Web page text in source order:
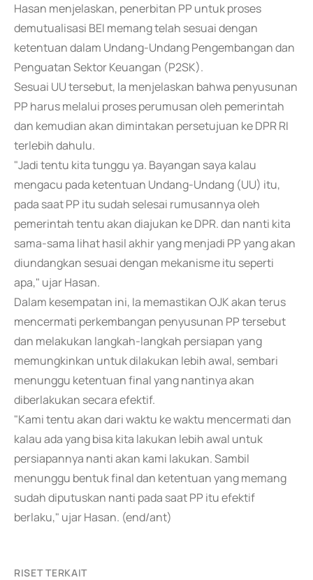
Hasan menjelaskan, penerbitan PP untuk proses
demutualisasi BEI memang telah sesuai dengan
ketentuan dalam Undang-Undang Pengembangan dan
Penguatan Sektor Keuangan (P2SK).
Sesuai UU tersebut, Ia menjelaskan bahwa penyusunan
PP harus melalui proses perumusan oleh pemerintah
dan kemudian akan dimintakan persetujuan ke DPR RI
terlebih dahulu.
"Jadi tentu kita tunggu ya. Bayangan saya kalau
mengacu pada ketentuan Undang-Undang (UU) itu,
pada saat PP itu sudah selesai rumusannya oleh
pemerintah tentu akan diajukan ke DPR. dan nanti kita
sama-sama lihat hasil akhir yang menjadi PP yang akan
diundangkan sesuai dengan mekanisme itu seperti
apa," ujar Hasan.
Dalam kesempatan ini, Ia memastikan OJK akan terus
mencermati perkembangan penyusunan PP tersebut
dan melakukan langkah-langkah persiapan yang
memungkinkan untuk dilakukan lebih awal, sembari
menunggu ketentuan final yang nantinya akan
diberlakukan secara efektif.
"Kami tentu akan dari waktu ke waktu mencermati dan
kalau ada yang bisa kita lakukan lebih awal untuk
persiapannya nanti akan kami lakukan. Sambil
menunggu bentuk final dan ketentuan yang memang
sudah diputuskan nanti pada saat PP itu efektif
berlaku," ujar Hasan. (end/ant)
RISET TERKAIT